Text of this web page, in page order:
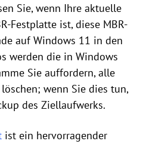
Sie, wenn Ihre aktuelle
Festplatte ist, diese MBR-
auf Windows 11 in den
werden die in Windows
Sie auffordern, alle
wenn Sie dies tun,
des Ziellaufwerks.
ist ein hervorragender